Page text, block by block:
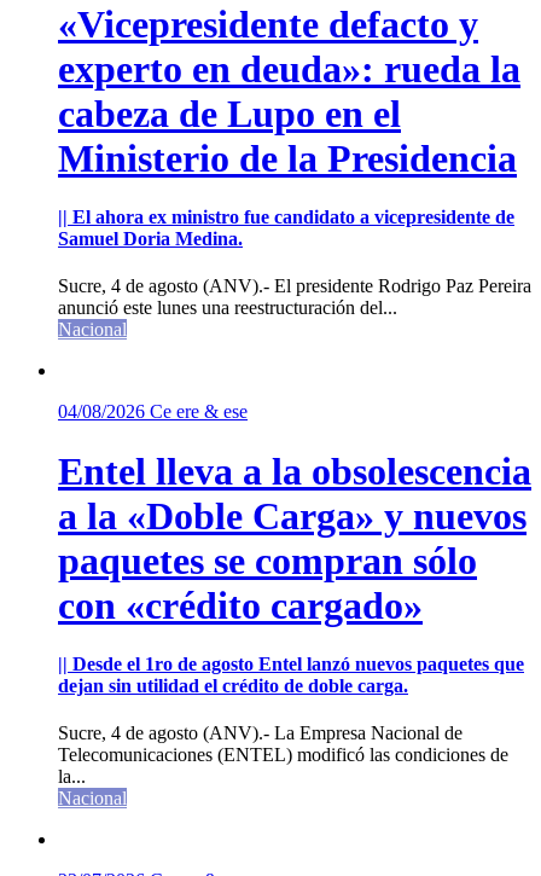
«Vicepresidente defacto y
experto en deuda»: rueda la
cabeza de Lupo en el
Ministerio de la Presidencia
|| El ahora ex ministro fue candidato a vicepresidente de
Samuel Doria Medina.
Sucre, 4 de agosto (ANV).- El presidente Rodrigo Paz Pereira
anunció este lunes una reestructuración del...
Nacional
04/08/2026 Ce ere & ese
Entel lleva a la obsolescencia
a la «Doble Carga» y nuevos
paquetes se compran sólo
con «crédito cargado»
|| Desde el 1ro de agosto Entel lanzó nuevos paquetes que
dejan sin utilidad el crédito de doble carga.
Sucre, 4 de agosto (ANV).- La Empresa Nacional de
Telecomunicaciones (ENTEL) modificó las condiciones de
la...
Nacional